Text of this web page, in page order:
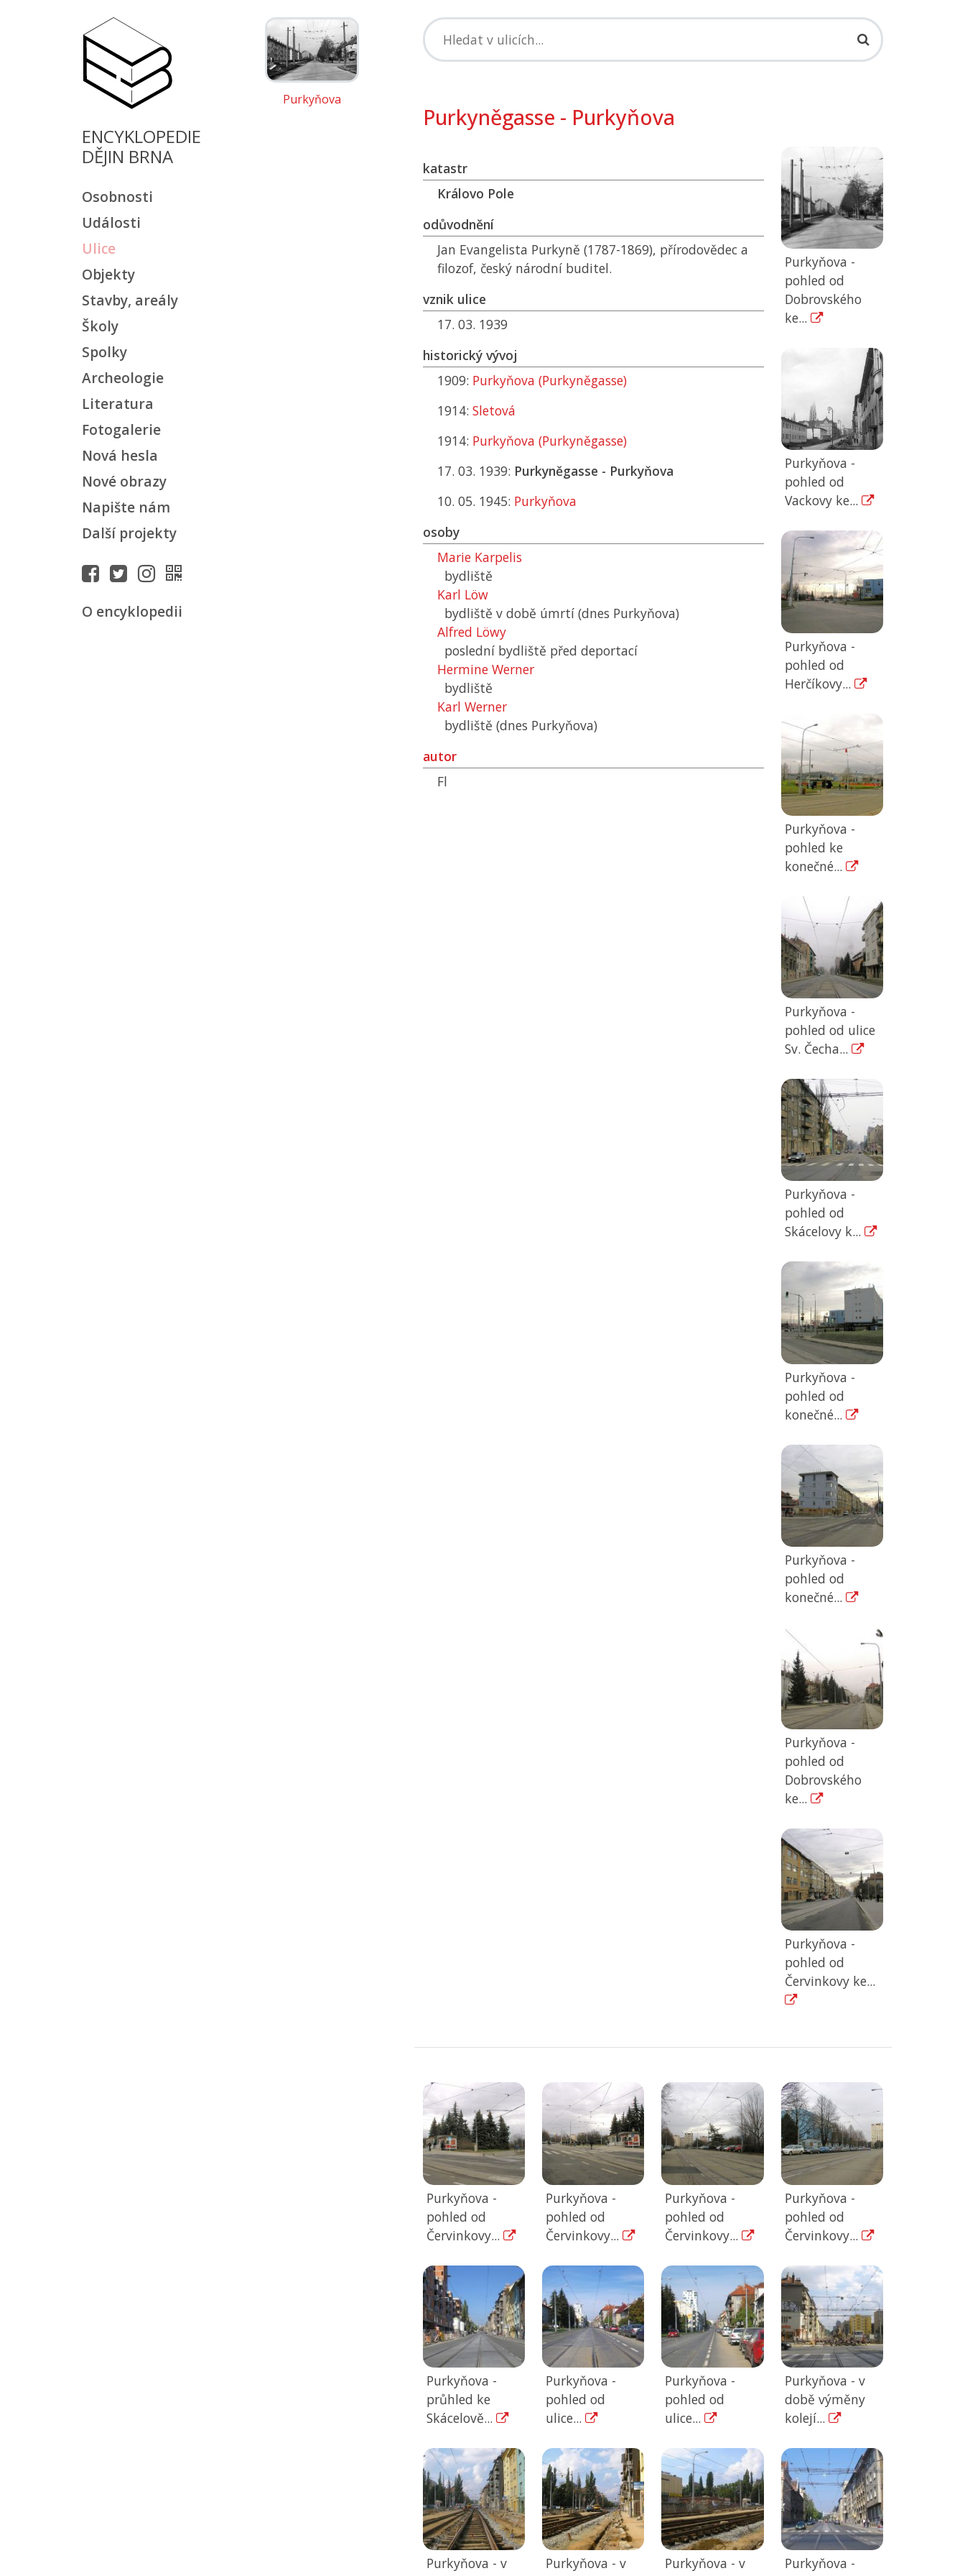
ENCYKLOPEDIE
DĚJIN BRNA
Osobnosti
Události
Ulice
Objekty
Stavby, areály
Školy
Spolky
Archeologie
Literatura
Fotogalerie
Nová hesla
Nové obrazy
Napište nám
Další projekty
O encyklopedii
Purkyňova
Purkyněgasse - Purkyňova
katastr
Královo Pole
odůvodnění
Jan Evangelista Purkyně (1787-1869), přírodovědec a
filozof, český národní buditel.
vznik ulice
17. 03. 1939
historický vývoj
1909: Purkyňova (Purkyněgasse)
1914: Sletová
1914: Purkyňova (Purkyněgasse)
17. 03. 1939: Purkyněgasse - Purkyňova
10. 05. 1945: Purkyňova
osoby
Marie Karpelis
bydliště
Karl Löw
bydliště v době úmrtí (dnes Purkyňova)
Alfred Löwy
poslední bydliště před deportací
Hermine Werner
bydliště
Karl Werner
bydliště (dnes Purkyňova)
autor
Fl
Purkyňova -
pohled od
Dobrovského
ke...
Purkyňova -
pohled od
Vackovy ke...
Purkyňova -
pohled od
Herčíkovy...
Purkyňova -
pohled ke
konečné...
Purkyňova -
pohled od ulice
Sv. Čecha...
Purkyňova -
pohled od
Skácelovy k...
Purkyňova -
pohled od
konečné...
Purkyňova -
pohled od
konečné...
Purkyňova -
pohled od
Dobrovského
ke...
Purkyňova -
pohled od
Červinkovy ke...
Purkyňova -
pohled od
Červinkovy...
Purkyňova -
pohled od
Červinkovy...
Purkyňova -
pohled od
Červinkovy...
Purkyňova -
pohled od
Červinkovy...
Purkyňova -
průhled ke
Skácelově...
Purkyňova -
pohled od
ulice...
Purkyňova -
pohled od
ulice...
Purkyňova - v
době výměny
kolejí...
Purkyňova - v
Purkyňova - v
Purkyňova - v
Purkyňova -